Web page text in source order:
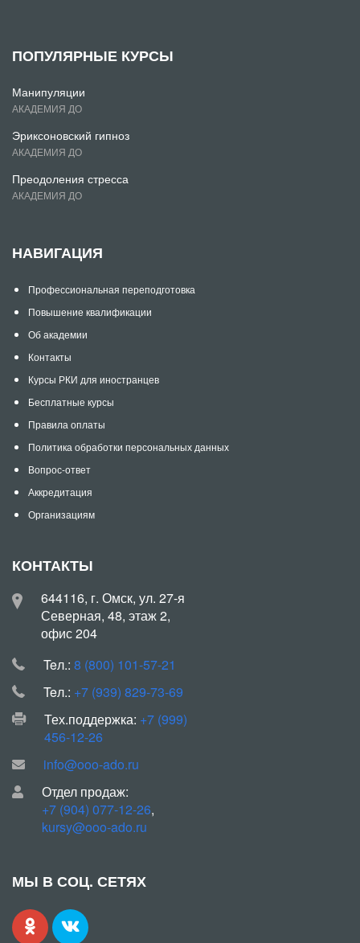
ПОПУЛЯРНЫЕ КУРСЫ
Манипуляции
АКАДЕМИЯ ДО
Эриксоновский гипноз
АКАДЕМИЯ ДО
Преодоления стресса
АКАДЕМИЯ ДО
НАВИГАЦИЯ
Профессиональная переподготовка
Повышение квалификации
Об академии
Контакты
Курсы РКИ для иностранцев
Бесплатные курсы
Правила оплаты
Политика обработки персональных данных
Вопрос-ответ
Аккредитация
Организациям
КОНТАКТЫ
644116, г. Омск, ул. 27-я
Северная, 48, этаж 2,
офис 204
Teл.: 8 (800) 101-57-21
Teл.: +7 (939) 829-73-69
Тех.поддержка: +7 (999)
456-12-26
info@ooo-ado.ru
Отдел продаж:
+7 (904) 077-12-26,
kursy@ooo-ado.ru
МЫ В СОЦ. СЕТЯХ